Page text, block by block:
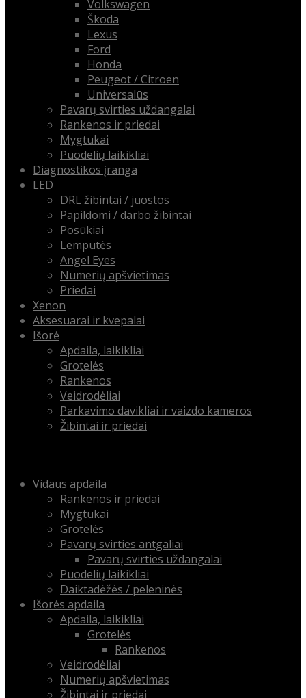
Volkswagen
Škoda
Lexus
Ford
Honda
Peugeot / Citroen
Universalūs
Pavarų svirties uždangalai
Rankenos ir priedai
Mygtukai
Puodelių laikikliai
Diagnostikos įranga
LED
DRL žibintai / juostos
Papildomi / darbo žibintai
Posūkiai
Lemputės
Angel Eyes
Numerių apšvietimas
Priedai
Xenon
Aksesuarai ir kvepalai
Išorė
Apdaila, laikikliai
Grotelės
Rankenos
Veidrodėliai
Parkavimo davikliai ir vaizdo kameros
Žibintai ir priedai
Skip Vidaus apdaila
Rankenos ir priedai
Mygtukai
Grotelės
Pavarų svirties antgaliai
Pavarų svirties uždangalai
Puodelių laikikliai
Daiktadėžės / peleninės
Išorės apdaila
Apdaila, laikikliai
Grotelės
Rankenos
Veidrodėliai
Numerių apšvietimas
Žibintai ir priedai